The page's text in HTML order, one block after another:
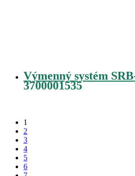
Výmenný systém
3700001535
1
2
3
4
5
6